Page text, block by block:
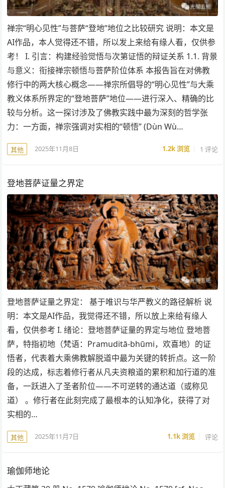
禅宗“明心见性”与菩萨“登地”地位之比较研究 说明：本文是
AI作品，本人觉得还不错，所以发上来给有缘人看，仅供参
考！ I. 引言：构建经验觉悟与次第证悟的辩证关系 1.1. 背景
与意义：衔接禅宗顿悟与菩萨阶位体系 本报告旨在对佛教
修行中的两大核心概念——禅宗所倡导的“明心见性”与大乘
教义体系所界定的“登地菩萨”地位——进行深入、精确的比
较与分析。这一探讨涉及了佛教实践中最为深刻的哲学张
力：一方面，禅宗强调对实相的“顿悟” (Dùn Wù…
其他 2025年11月8日 1.2k浏览 1 评论
登地菩萨证量之界定
登地菩萨证量之界定： 基于唯识与华严教义的路径解析 说
明：本文是AI作品，我觉得还不错，所以放上来给有缘人
看，仅供参考 I. 绪论：登地菩萨证量的界定与地位 登地菩
萨，特指初地（梵语：Pramuditā-bhūmi，欢喜地）的证
悟者，代表着大乘佛教解脱道中最为关键的转折点。这一阶
段的达成，标志着修行者从凡夫资粮道的累积和加行道的准
备，一跃进入了圣者阶位——不可逆转的通达道（或称见
道） 。修行者在此刻完成了最根本的认知净化，获得了对
实相的…
其他 2025年11月7日 1.1k浏览 评论
瑜伽师地论